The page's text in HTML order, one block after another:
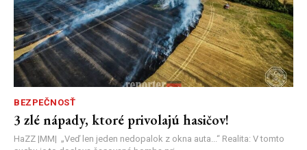
BEZPEČNOSŤ
3 zlé nápady, ktoré privolajú hasičov!
HaZZ |MM| ​„Veď len jeden nedopalok z okna auta...“ ​Realita: V tomto